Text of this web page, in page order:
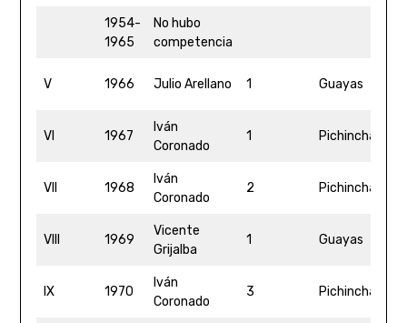
1954-
1965
No hubo
competencia
V 1966 Julio Arellano 1 Guayas
VI 1967
Iván
Coronado
1 Pichincha
VII 1968
Iván
Coronado
2 Pichincha
VIII 1969
Vicente
Grijalba
1 Guayas
IX 1970
Iván
Coronado
3 Pichincha